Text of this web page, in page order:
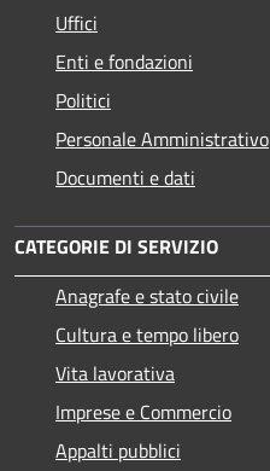
Uffici
Enti e fondazioni
Politici
Personale Amministrativo
Documenti e dati
CATEGORIE DI SERVIZIO
Anagrafe e stato civile
Cultura e tempo libero
Vita lavorativa
Imprese e Commercio
Appalti pubblici